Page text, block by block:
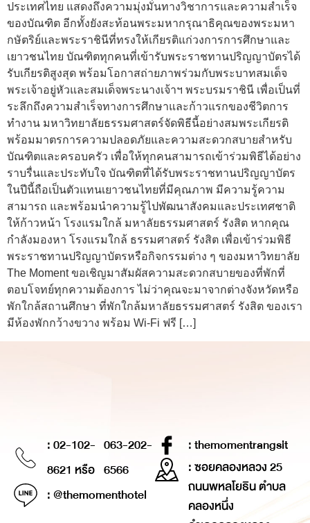
ประเทศไทย แสดงถึงความมุ่งมั่นทางวิชาการและความสำเร็จ
ของบัณฑิต อีกทั้งยังสะท้อนพระมหากรุณาธิคุณของพระมหา
กษัตริย์และพระราชินีที่ทรงให้เกียรติแก่วงการการศึกษาและ
เยาวชนไทย บัณฑิตทุกคนที่เข้ารับพระราชทานปริญญาบัตรได้
รับเกียรติสูงสุด พร้อมโอกาสถ่ายภาพร่วมกับพระบาทสมเด็จ
พระเจ้าอยู่หัวและสมเด็จพระนางเจ้าฯ พระบรมราชินี เพื่อเป็นที่
ระลึกถึงความสำเร็จทางการศึกษาและก้าวแรกของชีวิตการ
ทำงาน มหาวิทยาลัยธรรมศาสตร์จัดพิธีนี้อย่างสมพระเกียรติ
พร้อมมาตรการความปลอดภัยและความสะดวกสบายสำหรับ
บัณฑิตและครอบครัว เพื่อให้ทุกคนสามารถเข้าร่วมพิธีได้อย่าง
ราบรื่นและประทับใจ บัณฑิตที่ได้รับพระราชทานปริญญาบัตร
ในปีนี้ถือเป็นตัวแทนเยาวชนไทยที่มีคุณภาพ มีความรู้ความ
สามารถ และพร้อมนำความรู้ไปพัฒนาสังคมและประเทศชาติ
ให้ก้าวหน้า โรงแรมใกล้ มหาลัยธรรมศาสตร์ รังสิต หากคุณ
กำลังมองหา โรงแรมใกล้ ธรรมศาสตร์ รังสิต เพื่อเข้าร่วมพิธี
พระราชทานปริญญาบัตรหรือกิจกรรมต่าง ๆ ของมหาวิทยาลัย
The Moment ขอเชิญมาสัมผัสความสะดวกสบายของที่พักที่
ตอบโจทย์ทุกความต้องการ ไม่ว่าคุณจะมาจากต่างจังหวัดหรือ
พักใกล้สถานศึกษา ที่พักใกล้มหาลัยธรรมศาสตร์ รังสิต ของเรา
มีห้องพักกว้างขวาง พร้อม Wi-Fi ฟรี […]
: 02-102-
8621 หรือ
063-202-
6566
: @themomenthotel
: themomentrangsit
: ซอยคลองหลวง 25
ถนนพหลโยธิน ตำบล
คลองหนึ่ง